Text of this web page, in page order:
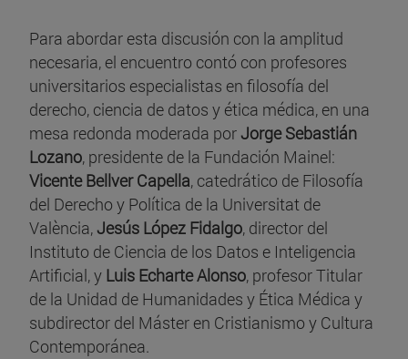
Para abordar esta discusión con la amplitud
necesaria, el encuentro contó con profesores
universitarios especialistas en filosofía del
derecho, ciencia de datos y ética médica, en una
mesa redonda moderada porJorge Sebastián
Lozano, presidente de la Fundación Mainel:
Vicente Bellver Capella, catedrático de Filosofía
del Derecho y Política de la Universitat de
València,Jesús López Fidalgo, director del
Instituto de Ciencia de los Datos e Inteligencia
Artificial, y Luis Echarte Alonso, profesor Titular
de la Unidad de Humanidades y Ética Médica y
subdirector del Máster en Cristianismo y Cultura
Contemporánea.